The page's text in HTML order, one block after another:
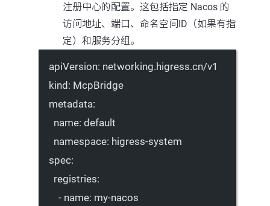
注册中心的配置。这包括指定 Nacos 的
访问地址、端口、命名空间ID（如果有指
定）和服务分组。
apiVersion: networking.higress.cn/v1
kind: McpBridge
metadata:
name: default
namespace: higress-system
spec:
registries:
- name: my-nacos